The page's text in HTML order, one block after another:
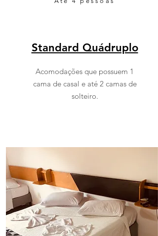
Standard Quádruplo
Acomodações que possuem 1
cama de casal e até 2 camas de
solteiro.